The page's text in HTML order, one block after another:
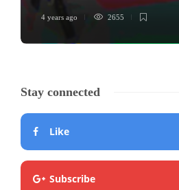
4 years ago 2655
Stay connected
Like
Subscribe